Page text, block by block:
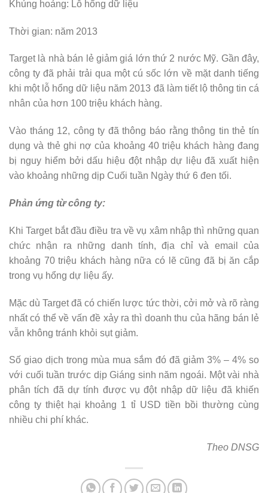
Khủng hoảng: Lỗ hổng dữ liệu
Thời gian: năm 2013
Target là nhà bán lẻ giảm giá lớn thứ 2 nước Mỹ. Gần đây,
công ty đã phải trải qua một cú sốc lớn về mặt danh tiếng
khi một lỗ hổng dữ liệu năm 2013 đã làm tiết lộ thông tin cá
nhân của hơn 100 triệu khách hàng.
Vào tháng 12, công ty đã thông báo rằng thông tin thẻ tín
dụng và thẻ ghi nợ của khoảng 40 triệu khách hàng đang
bị nguy hiểm bởi dấu hiệu đột nhập dự liệu đã xuất hiện
vào khoảng những dịp Cuối tuần Ngày thứ 6 đen tối.
Phản ứng từ công ty:
Khi Target bắt đầu điều tra về vụ xâm nhập thì những quan
chức nhận ra những danh tính, địa chỉ và email của
khoảng 70 triệu khách hàng nữa có lẽ cũng đã bị ăn cắp
trong vụ hổng dự liệu ấy.
Mặc dù Target đã có chiến lược tức thời, cởi mở và rõ ràng
nhất có thể về vấn đề xảy ra thì doanh thu của hãng bán lẻ
vẫn không tránh khỏi sụt giảm.
Số giao dịch trong mùa mua sắm đó đã giảm 3% – 4% so
với cuối tuần trước dịp Giáng sinh năm ngoái. Một vài nhà
phân tích đã dự tính được vụ đột nhập dữ liệu đã khiến
công ty thiệt hại khoảng 1 tỉ USD tiền bồi thường cùng
nhiều chi phí khác.
Theo DNSG